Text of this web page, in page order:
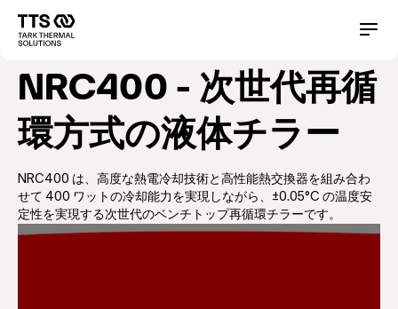
NRC400 - 次世代再循
環方式の液体チラー
NRC400 は、高度な熱電冷却技術と高性能熱交換器を組み合わ
せて 400 ワットの冷却能力を実現しながら、±0.05°C の温度安
定性を実現する次世代のベンチトップ再循環チラーです。